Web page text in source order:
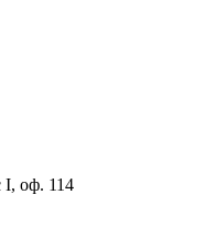
I, оф. 114